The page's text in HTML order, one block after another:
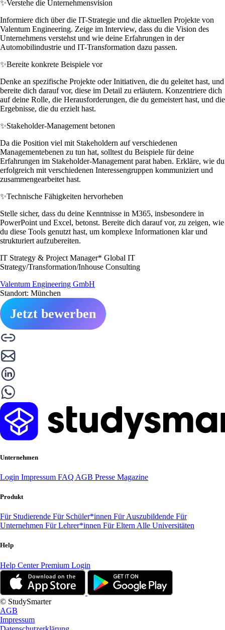
✨Verstehe die Unternehmensvision
Informiere dich über die IT-Strategie und die aktuellen Projekte von
Valentum Engineering. Zeige im Interview, dass du die Vision des
Unternehmens verstehst und wie deine Erfahrungen in der
Automobilindustrie und IT-Transformation dazu passen.
✨Bereite konkrete Beispiele vor
Denke an spezifische Projekte oder Initiativen, die du geleitet hast, und
bereite dich darauf vor, diese im Detail zu erläutern. Konzentriere dich
auf deine Rolle, die Herausforderungen, die du gemeistert hast, und die
Ergebnisse, die du erzielt hast.
✨Stakeholder-Management betonen
Da die Position viel mit Stakeholdern auf verschiedenen
Managementebenen zu tun hat, solltest du Beispiele für deine
Erfahrungen im Stakeholder-Management parat haben. Erkläre, wie du
erfolgreich mit verschiedenen Interessengruppen kommuniziert und
zusammengearbeitet hast.
✨Technische Fähigkeiten hervorheben
Stelle sicher, dass du deine Kenntnisse in M365, insbesondere in
PowerPoint und Excel, betonst. Bereite dich darauf vor, zu zeigen, wie
du diese Tools genutzt hast, um komplexe Informationen klar und
strukturiert aufzubereiten.
IT Strategy & Project Manager* Global IT
Strategy/Transformation/Inhouse Consulting
Valentum Engineering GmbH
Standort: München
Jetzt bewerben
Unternehmen
Login Impressum FAQ AGB Presse Magazine
Produkt
Für Studierende Für Schüler*innen Für Auszubildende Für
Unternehmen Für Lehrer*innen Für Eltern Alle Universitäten
Help
Help CenterPremium Login
© StudySmarter
AGB
Impressum